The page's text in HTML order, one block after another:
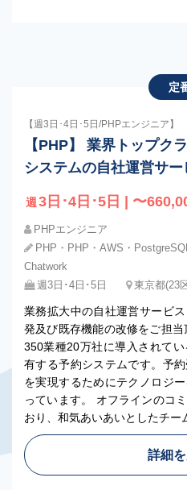
定
【週3日･4日･5日/PHPエンジニア】
【PHP】 業界トップク
システムの自社運営サ
週 3日･4日･5日 | 〜
PHPエンジニア
PHP・PHP・AWS・
Chatwork
週3日･4日･5日
東京都(23
業務拡大中の自社運営サービ
発及び既存機能の改修をご担当
350業種20万社に導入されて
有する予約システムです。予
を実現するためにテクノロジ
っています。 オフラインのコ
おり、和気あいあいとしたチー
詳細